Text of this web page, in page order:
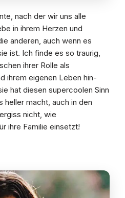
nach der wir uns alle
in ihrem Herzen und
anderen, auch wenn es
ist. Ich finde es so traurig,
ihrer Rolle als
ihrem eigenen Leben hin-
hat diesen supercoolen Sinn
heller macht, auch in den
nicht, wie
ihre Familie einsetzt!